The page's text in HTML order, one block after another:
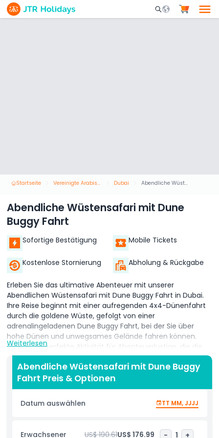
Mobile Search
Startseite Vereinigte Arabische Emirate Dubai Abendliche Wüstensafari mit Dune Buggy Fahrt
Abendliche Wüstensafari mit Dune
Buggy Fahrt
Sofortige Bestätigung Mobile Tickets
Kostenlose Stornierung Abholung & Rückgabe
Erleben Sie das ultimative Abenteuer mit unserer
Abendlichen Wüstensafari mit Dune Buggy Fahrt in Dubai.
Ihre Reise beginnt mit einer aufregenden 4x4-Dünenfahrt
durch die goldene Wüste, gefolgt von einer
adrenalingeladenen Dune Buggy Fahrt, bei der Sie über
hohe Dünen und unwegsames Gelände fahren können.
Dies ist die perfekte Aktivität für Abenteuerlustige, die die
weite Arabische Wüste mit einem kraftvollen
Geländefahrzeug erkunden möchten. Fangen Sie
atemberaubende Ausblicke auf die Wüste bei
Sonnenuntergang ein und schaffen Sie unvergessliche
Erinnerungen sowie unglaubliche Fotomöglichkeiten. Setzen
Sie Ihr Abenteuer mit Sandboarding fort, einer spaßigen und
Weiterlesen
Abendliche Wüstensafari mit Dune Buggy
Fahrt Preis & Optionen
Datum auswählen TT MM, JJJJ
Erwachsener US$ 190.61US$ 176.99 - 1 +